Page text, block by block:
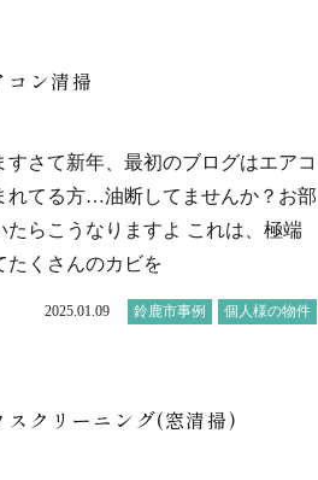
ン清掃
さて新年、最初のブログはエアコ
てる方…油断してませんか？お部
たらこうなりますよ これは、極端
くさんのカビを
2025.01.09 鈴鹿市事例 個人様の物件
クリーニング(窓清掃)